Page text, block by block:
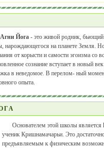
Агни Йога- это живой родник, бьющий
нарождающегося на планете Земля.
от корысти и самости эгоизма со
сознание вступает в новый
в неведомое. В перелом- ный
опыта.
Основателем этой школы является
ученик Кришнамачарьи. Это
предъявляемым к физическим